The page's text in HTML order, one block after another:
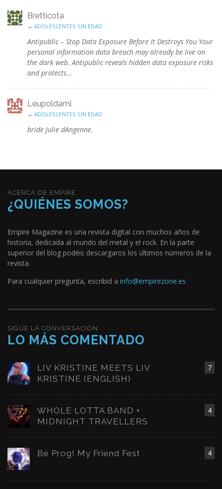
Bretticota
→ ADOLESCENTES SIN EDAD
Antipublic – Stop Data Exposure Before It Destroys You Your
personal information data breach may already be live on
the dark web. Antipublic reveals hidden data exposure risks
and protects…
Leupoldaml
→ ADOLESCENTES SIN EDAD
bride Julie dAngenne.
ACERCA DE EMPIRE
¿QUIÉNES SOMOS?
Empire Magazine es una revista digital con muchos años de
historia, dedicada al mundo del metal y el rock. En la parte
superior del blog podéis descargaros los últimos números de la
revista.
Para cualquier pregunta, escribid a info@empirezone.es
SIGUE LA CONVERSACIÓN
LO MÁS COMENTADO
7
LIV KRISTINE MEETS LIV
KRISTINE (ENGLISH)
4
WHOLE LOTTA BAND +
MIDNIGHT TRAVELLERS
4
Be Prog! My Friend Fest